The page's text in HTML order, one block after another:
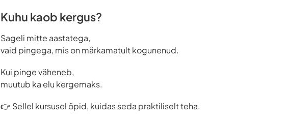
Kuhu kaob kergus?
Sageli mitte aastatega,
vaid pingega, mis on märkamatult kogunenud.
Kui pinge väheneb,
muutub ka elu kergemaks.
👉 Sellel kursusel õpid, kuidas seda praktiliselt teha.